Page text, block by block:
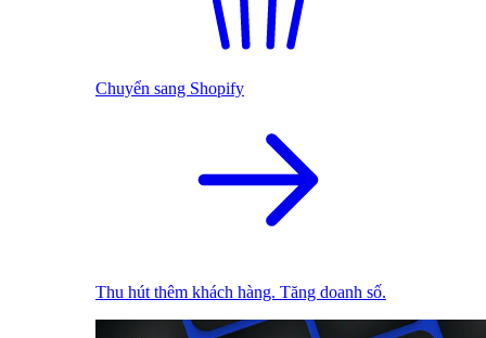
Chuyển sang Shopify
Thu hút thêm khách hàng. Tăng doanh số.